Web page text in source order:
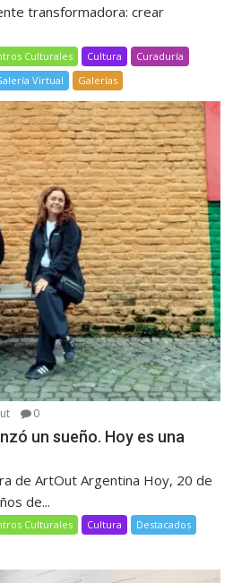
transformadora: crear
Culturales Cultura
Curaduría
Virtual Galerías
0
un sueño. Hoy es una
de ArtOut Argentina Hoy, 20 de
de...
Culturales Cultura
Destacados